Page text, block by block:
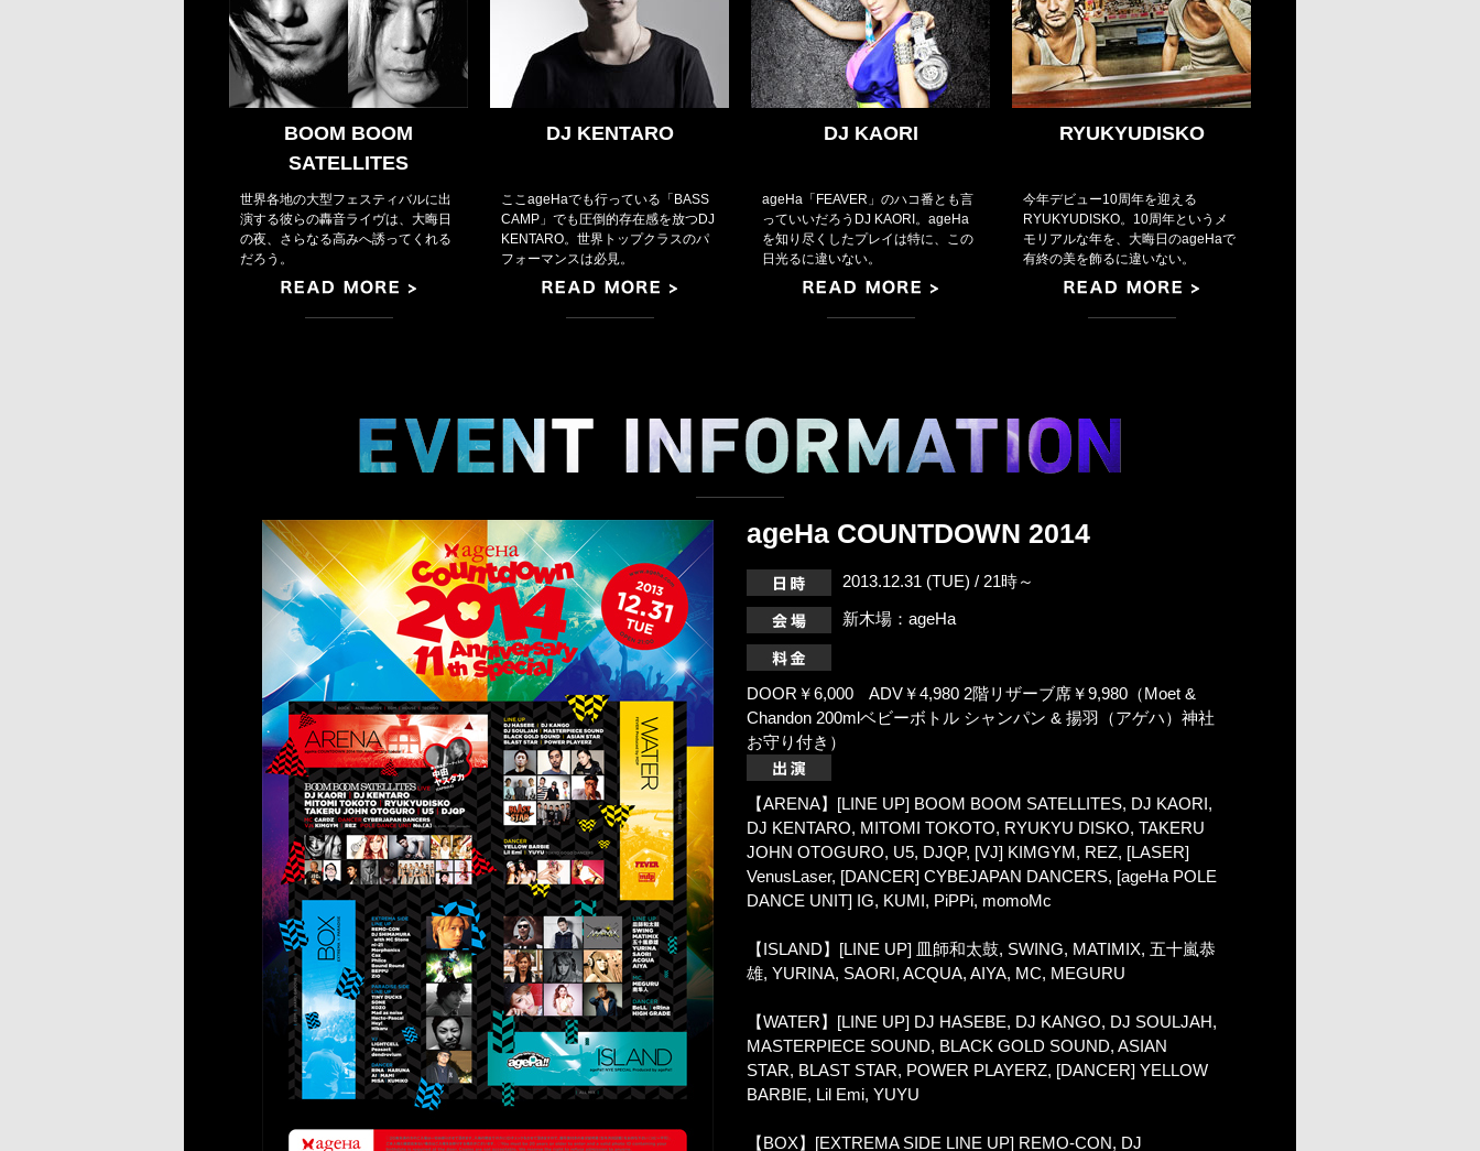
BOOM BOOM
SATELLITES
世界各地の大型フェスティバルに出
演する彼らの轟音ライヴは、大晦日
の夜、さらなる高みへ誘ってくれる
だろう。
DJ KENTARO
ここageHaでも行っている「BASS
CAMP」でも圧倒的存在感を放つDJ
KENTARO。世界トップクラスのパ
フォーマンスは必見。
DJ KAORI
ageHa「FEAVER」のハコ番とも言
っていいだろうDJ KAORI。ageHa
を知り尽くしたプレイは特に、この
日光るに違いない。
RYUKYUDISKO
今年デビュー10周年を迎える
RYUKYUDISKO。10周年というメ
モリアルな年を、大晦日のageHaで
有終の美を飾るに違いない。
ageHa COUNTDOWN 2014
2013.12.31 (TUE) / 21時～
新木場：ageHa
DOOR￥6,000 ADV￥4,980 2階リザーブ席￥9,980（Moet &
Chandon 200mlベビーボトル シャンパン & 揚羽（アゲハ）神社
お守り付き）
【ARENA】[LINE UP] BOOM BOOM SATELLITES, DJ KAORI,
DJ KENTARO, MITOMI TOKOTO, RYUKYU DISKO, TAKERU
JOHN OTOGURO, U5, DJQP, [VJ] KIMGYM, REZ, [LASER]
VenusLaser, [DANCER] CYBEJAPAN DANCERS, [ageHa POLE
DANCE UNIT] IG, KUMI, PiPPi, momoMc
【ISLAND】[LINE UP] 皿師和太鼓, SWING, MATIMIX, 五十嵐恭
雄, YURINA, SAORI, ACQUA, AIYA, MC, MEGURU
【WATER】[LINE UP] DJ HASEBE, DJ KANGO, DJ SOULJAH,
MASTERPIECE SOUND, BLACK GOLD SOUND, ASIAN
STAR, BLAST STAR, POWER PLAYERZ, [DANCER] YELLOW
BARBIE, Lil Emi, YUYU
【BOX】[EXTREMA SIDE LINE UP] REMO-CON, DJ